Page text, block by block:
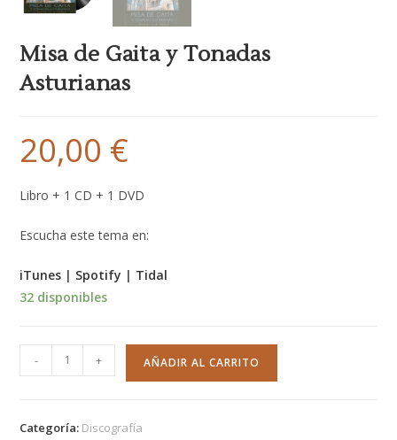
Misa de Gaita y Tonadas
Asturianas
20,00 €
Libro + 1 CD + 1 DVD
Escucha este tema en:
iTunes | Spotify | Tidal
32 disponibles
- + AÑADIR AL CARRITO
Categoría: Discografía